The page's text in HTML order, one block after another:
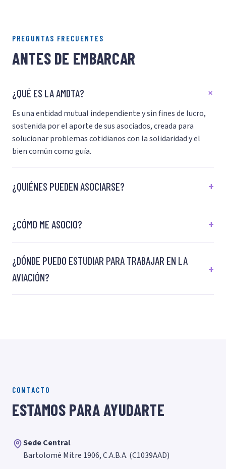
PREGUNTAS FRECUENTES
ANTES DE EMBARCAR
¿QUÉ ES LA AMDTA?
Es una entidad mutual independiente y sin fines de lucro,
sostenida por el aporte de sus asociados, creada para
solucionar problemas cotidianos con la solidaridad y el
bien común como guía.
¿QUIÉNES PUEDEN ASOCIARSE?
¿CÓMO ME ASOCIO?
¿DÓNDE PUEDO ESTUDIAR PARA TRABAJAR EN LA
AVIACIÓN?
CONTACTO
ESTAMOS PARA AYUDARTE
Sede Central
Bartolomé Mitre 1906, C.A.B.A. (C1039AAD)